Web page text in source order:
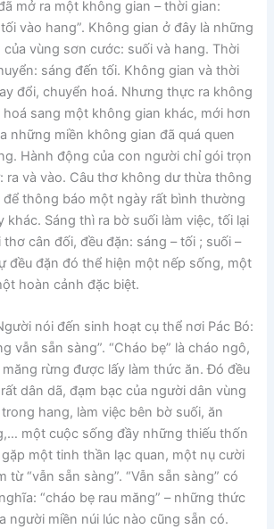
mở ra một không gian – thời gian:
vào hang”. Không gian ở đây là những
vùng sơn cước: suối và hang. Thời
sáng đến tối. Không gian và thời
đổi, chuyển hoá. Nhưng thực ra không
hoá sang một không gian khác, mới hơn
những miền không gian đã quá quen
Hành động của con người chỉ gói trọn
ra và vào. Câu thơ không dư thừa thông
để thông báo một ngày rất bình thường
khác. Sáng thì ra bờ suối làm việc, tối lại
cân đối, đều đặn: sáng – tối ; suối –
đều đặn đó thể hiện một nếp sống, một
hoàn cảnh đặc biệt.
nói đến sinh hoạt cụ thể nơi Pác Bó:
vẫn sẵn sàng”. “Cháo bẹ” là cháo ngô,
măng rừng được lấy làm thức ăn. Đó đều
dân dã, đạm bạc của người dân vùng
hang, làm việc bên bờ suối, ăn
một cuộc sống đầy những thiếu thốn
một tinh thần lạc quan, một nụ cười
từ “vẫn sẵn sàng”. “Vẫn sẵn sàng” có
“cháo bẹ rau măng” – những thức
người miền núi lúc nào cũng sẵn có.